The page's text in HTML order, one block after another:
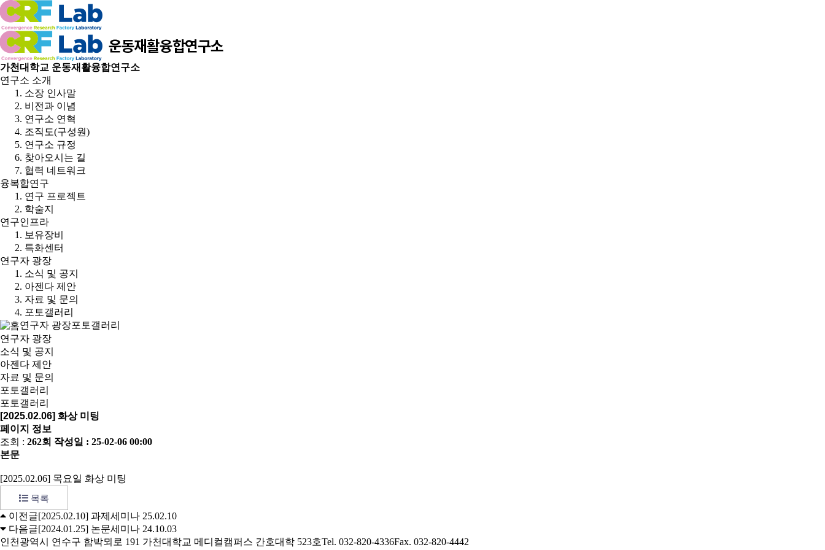
가천대학교 운동재활융합연구소
연구소 소개
소장 인사말
비전과 이념
연구소 연혁
조직도(구성원)
연구소 규정
찾아오시는 길
협력 네트워크
융복합연구
연구 프로젝트
학술지
연구인프라
보유장비
특화센터
연구자 광장
소식 및 공지
아젠다 제안
자료 및 문의
포토갤러리
연구자 광장포토갤러리
연구자 광장
소식 및 공지
아젠다 제안
자료 및 문의
포토갤러리
포토갤러리
[2025.02.06] 화상 미팅
페이지 정보
조회 : 262회 작성일 : 25-02-06 00:00
본문
[2025.02.06] 목요일 화상 미팅
목록
이전글[2025.02.10] 과제세미나 25.02.10
다음글[2024.01.25] 논문세미나 24.10.03
인천광역시 연수구 함박뫼로 191 가천대학교 메디컬캠퍼스 간호대학 523호Tel. 032-820-4336Fax. 032-820-4442